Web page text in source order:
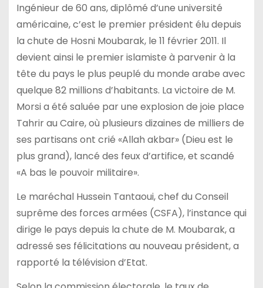
Ingénieur de 60 ans, diplômé d’une université
américaine, c’est le premier président élu depuis
la chute de Hosni Moubarak, le 11 février 2011. Il
devient ainsi le premier islamiste à parvenir à la
tête du pays le plus peuplé du monde arabe avec
quelque 82 millions d’habitants. La victoire de M.
Morsi a été saluée par une explosion de joie place
Tahrir au Caire, où plusieurs dizaines de milliers de
ses partisans ont crié «Allah akbar» (Dieu est le
plus grand), lancé des feux d’artifice, et scandé
«A bas le pouvoir militaire».
Le maréchal Hussein Tantaoui, chef du Conseil
suprême des forces armées (CSFA), l’instance qui
dirige le pays depuis la chute de M. Moubarak, a
adressé ses félicitations au nouveau président, a
rapporté la télévision d’Etat.